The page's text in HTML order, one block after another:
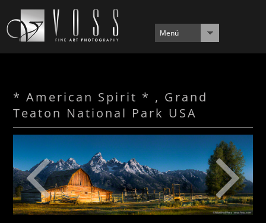
Menü
* American Spirit * , Grand
Teaton National Park USA